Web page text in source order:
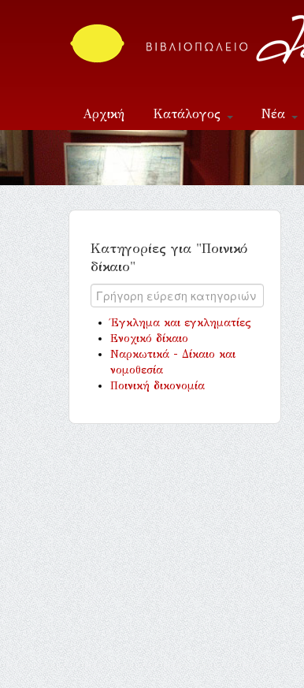
Αρχική Κατάλογος Νέα
Επικοινωνία
Κατηγορίες για "Ποινικό
δίκαιο"
Έγκλημα και εγκληματίες
Ενοχικό δίκαιο
Ναρκωτικά - Δίκαιο και
νομοθεσία
Ποινική δικονομία